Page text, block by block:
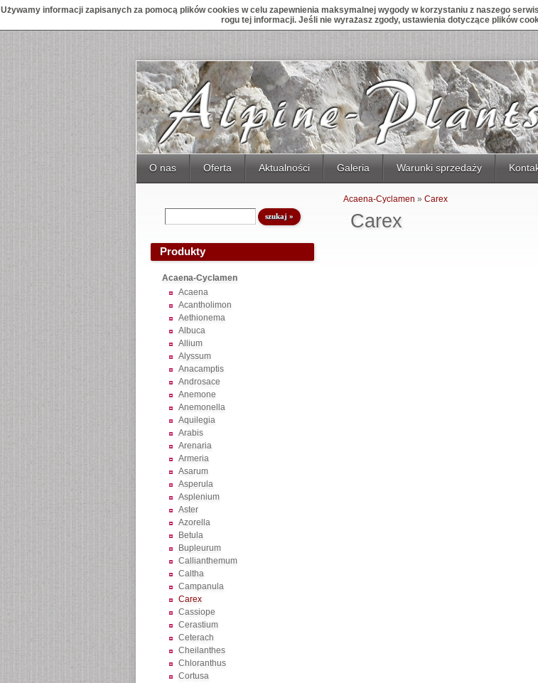
Używamy informacji zapisanych za pomocą plików cookies w celu zapewnienia maksymalnej wygody w korzystaniu z naszego
rogu tej informacji. Jeśli nie wyrażasz zgody, ustawienia dotyczące plików
O nas Oferta Aktualności Galeria Warunki sprzedaży
Produkty
Acaena-Cyclamen
Acaena
Acantholimon
Aethionema
Albuca
Allium
Alyssum
Anacamptis
Androsace
Anemone
Anemonella
Aquilegia
Arabis
Arenaria
Armeria
Asarum
Asperula
Asplenium
Aster
Azorella
Betula
Bupleurum
Callianthemum
Caltha
Campanula
Carex
Cassiope
Cerastium
Ceterach
Cheilanthes
Chloranthus
Cortusa
Carex
Acaena-Cyclamen » Carex